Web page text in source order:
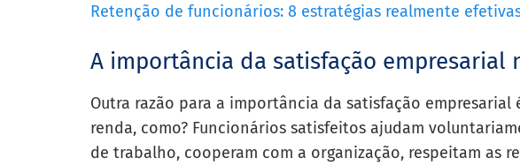
Retenção de funcionários: 8 estratégias realmente
A importância da satisfação empresarial
Outra razão para a importância da satisfação empresarial
renda, como? Funcionários satisfeitos ajudam
de trabalho, cooperam com a organização, respeitam as